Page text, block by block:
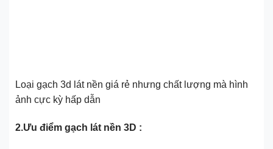
Loại gạch 3d lát nền giá rẻ nhưng chất lượng mà hình
ảnh cực kỳ hấp dẫn
2.Ưu điểm gạch lát nền 3D :